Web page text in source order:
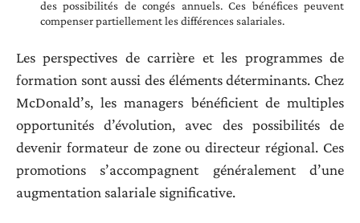
des possibilités de congés annuels. Ces bénéfices peuvent
compenser partiellement les différences salariales.
Les perspectives de carrière et les programmes de
formation sont aussi des éléments déterminants. Chez
McDonald’s, les managers bénéficient de multiples
opportunités d’évolution, avec des possibilités de
devenir formateur de zone ou directeur régional. Ces
promotions s’accompagnent généralement d’une
augmentation salariale significative.